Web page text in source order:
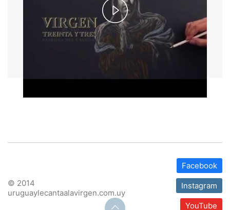
Play
Video
Facebook
Instagram
YouTube
© 2014
uruguaylecantaalavirgen.com.uy